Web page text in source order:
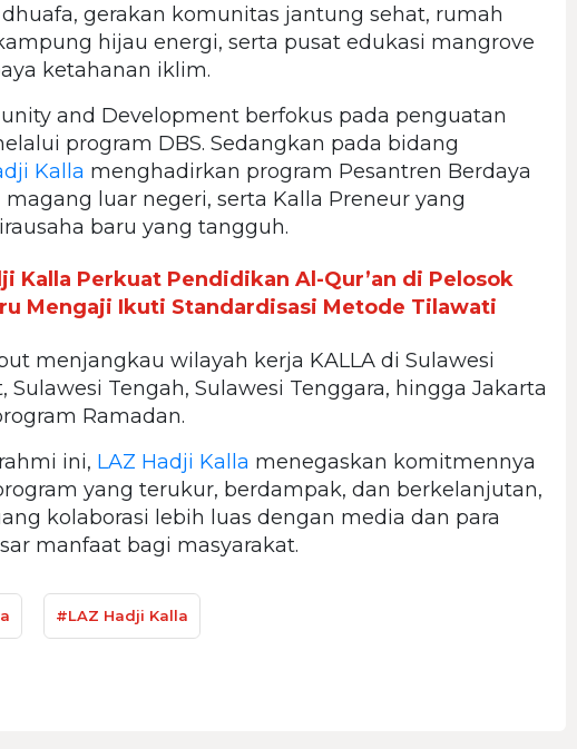
gerakan komunitas jantung sehat, rumah
hijau energi, serta pusat edukasi mangrove
ketahanan iklim.
and Development berfokus pada penguatan
program DBS. Sedangkan pada bidang
Kalla menghadirkan program Pesantren Berdaya
luar negeri, serta Kalla Preneur yang
baru yang tangguh.
Kalla Perkuat Pendidikan Al-Qur’an di Pelosok
Mengaji Ikuti Standardisasi Metode Tilawati
menjangkau wilayah kerja KALLA di Sulawesi
Sulawesi Tengah, Sulawesi Tenggara, hingga Jakarta
Ramadan.
ini, LAZ Hadji Kalla menegaskan komitmennya
yang terukur, berdampak, dan berkelanjutan,
kolaborasi lebih luas dengan media dan para
manfaat bagi masyarakat.
#LAZ Hadji Kalla